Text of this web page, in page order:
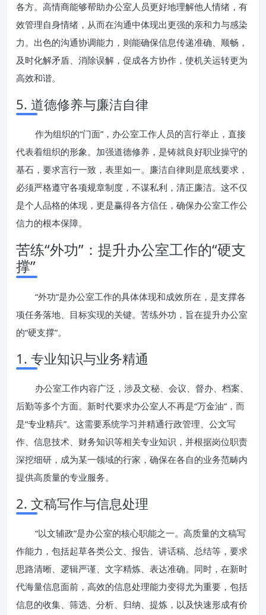
各方。高情商能够帮助办公室人员更好地理解他人情绪，有
效管理自身情绪，从而在沟通中体现出更强的亲和力与感染
力。出色的沟通协调能力，则能确保信息传递准确、顺畅，
及时化解矛盾、消除误解，促成各方协作，使机关运转更为
高效和谐。
5. 道德修养与廉洁自律
作为组织的“门面”，办公室工作人员的言行举止，直接
代表着组织的形象。加强道德修养，是铸就良好职业操守的
基石，要求言行一致，表里如一。廉洁自律则是底线要求，
必须严格遵守各项规章制度，不谋私利，清正廉洁。这不仅
是个人品格的体现，更是赢得各方信任，确保办公室工作公
信力的根本保障。
苦练“外功”：提升办公室工作的“硬支
撑”
“外功”是办公室工作的具体体现和成效所在，是支撑各
项任务落地、目标实现的关键。苦练外功，旨在提升办公室
的“硬支撑”。
1. 专业知识与业务精通
办公室工作内容广泛，涉及文秘、会议、督办、档案、
后勤等多个方面。新时代要求办公室人不再是“万金油”，而
是“专业精兵”。这需要系统学习并精通行政管理、公文写
作、信息技术、财务知识等相关专业知识，并根据岗位职责
深挖细研，成为某一领域的行家，确保在各自的业务范畴内
提供高质量的专业服务。
2. 文稿写作与信息处理
“以文辅政”是办公室的核心职能之一。高质量的文稿写
作能力，包括起草各类公文、报告、讲话稿、总结等，要求
思路清晰、逻辑严谨、文字精炼、表达准确。同时，在新时
代海量信息面前，高效的信息处理能力变得尤为重要，包括
信息的收集、筛选、分析、归纳、提炼，以及快速形成有价